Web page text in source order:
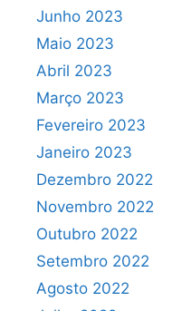
Junho 2023
Maio 2023
Abril 2023
Março 2023
Fevereiro 2023
Janeiro 2023
Dezembro 2022
Novembro 2022
Outubro 2022
Setembro 2022
Agosto 2022